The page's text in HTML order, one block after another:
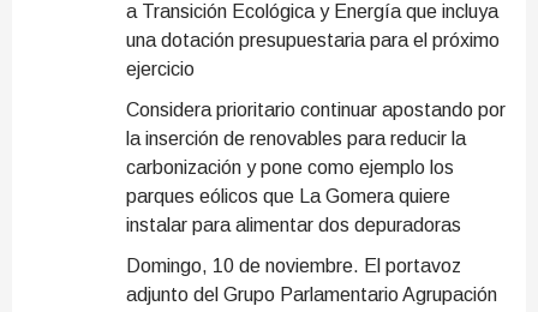
a Transición Ecológica y Energía que incluya
una dotación presupuestaria para el próximo
ejercicio
Considera prioritario continuar apostando por
la inserción de renovables para reducir la
carbonización y pone como ejemplo los
parques eólicos que La Gomera quiere
instalar para alimentar dos depuradoras
Domingo, 10 de noviembre. El portavoz
adjunto del Grupo Parlamentario Agrupación